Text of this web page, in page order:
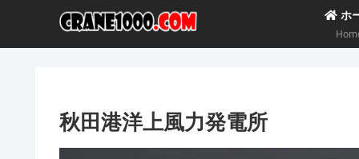
ホ
秋田港洋上風力発電所